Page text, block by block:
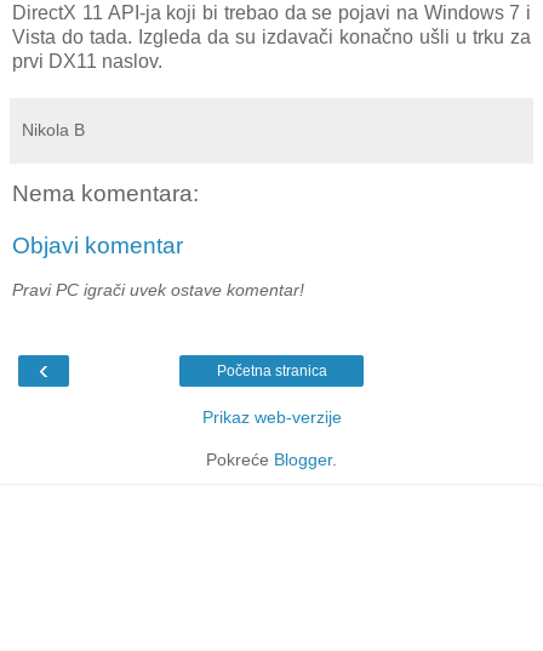
DirectX 11 API-ja koji bi trebao da se pojavi na Windows 7 i
Vista do tada. Izgleda da su izdavači konačno ušli u trku za
prvi DX11 naslov.
Nikola B
Nema komentara:
Objavi komentar
Pravi PC igrači uvek ostave komentar!
‹ Početna stranica
Prikaz web-verzije
Pokreće Blogger.